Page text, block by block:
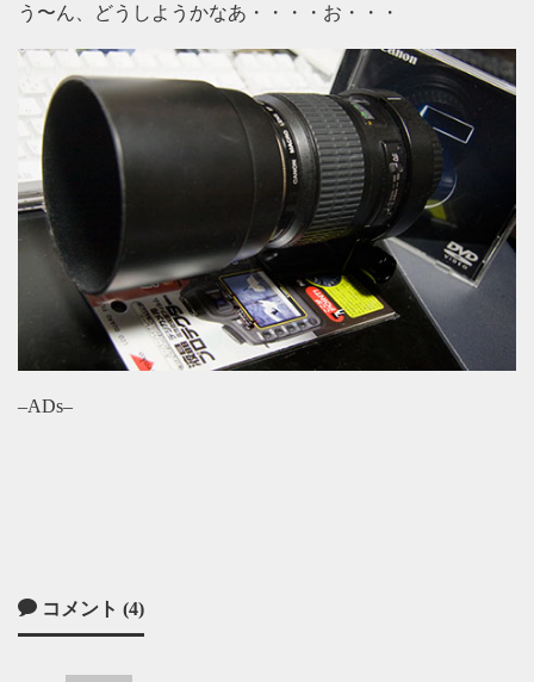
う〜ん、どうしようかなあ・・・・お・・・
–ADs–
コメント (4)